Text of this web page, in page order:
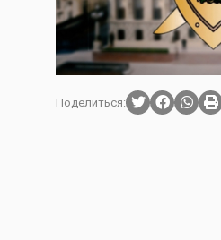
Поделиться: